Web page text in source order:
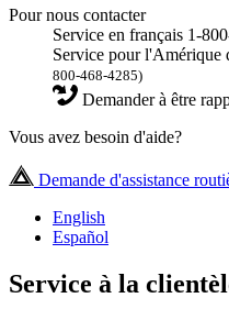
Pour nous contacter
Service en français 1-
Service pour
800-468-4285)
Demander à être
Vous avez besoin d'aide?
Demande d'assistance
English
Español
Service à la